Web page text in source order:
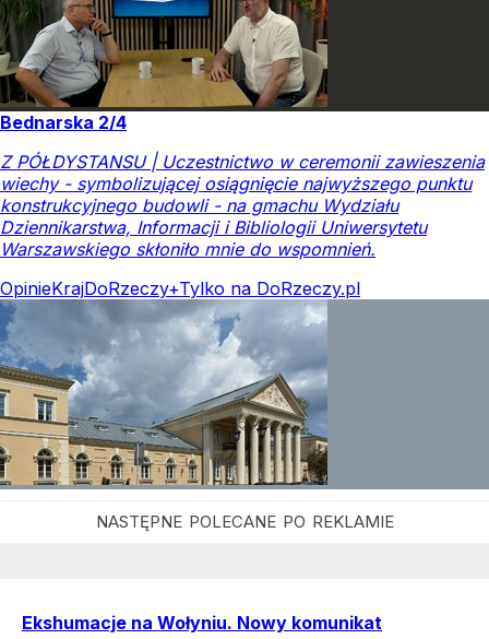
Bednarska 2/4
Z PÓŁDYSTANSU | Uczestnictwo w ceremonii zawieszenia
wiechy - symbolizującej osiągnięcie najwyższego punktu
konstrukcyjnego budowli - na gmachu Wydziału
Dziennikarstwa, Informacji i Bibliologii Uniwersytetu
Warszawskiego skłoniło mnie do wspomnień.
OpinieKrajDoRzeczy+Tylko na DoRzeczy.pl
Ekshumacje na Wołyniu. Nowy komunikat